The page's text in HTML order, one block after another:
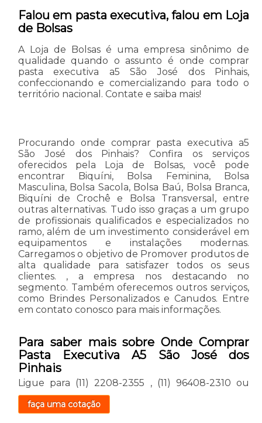
Falou em pasta executiva, falou em Loja
de Bolsas
A Loja de Bolsas é uma empresa sinônimo de
qualidade quando o assunto é onde comprar
pasta executiva a5 São José dos Pinhais,
confeccionando e comercializando para todo o
território nacional. Contate e saiba mais!
Procurando onde comprar pasta executiva a5
São José dos Pinhais? Confira os serviços
oferecidos pela Loja de Bolsas, você pode
encontrar Biquíni, Bolsa Feminina, Bolsa
Masculina, Bolsa Sacola, Bolsa Baú, Bolsa Branca,
Biquíni de Crochê e Bolsa Transversal, entre
outras alternativas. Tudo isso graças a um grupo
de profissionais qualificados e especializados no
ramo, além de um investimento considerável em
equipamentos e instalações modernas.
Carregamos o objetivo de Promover produtos de
alta qualidade para satisfazer todos os seus
clientes. , a empresa nos destacando no
segmento. Também oferecemos outros serviços,
como Brindes Personalizados e Canudos. Entre
em contato conosco para mais informações.
Para saber mais sobre Onde Comprar
Pasta Executiva A5 São José dos
Pinhais
Ligue para (11) 2208-2355 , (11) 96408-2310 ou
faça uma cotação